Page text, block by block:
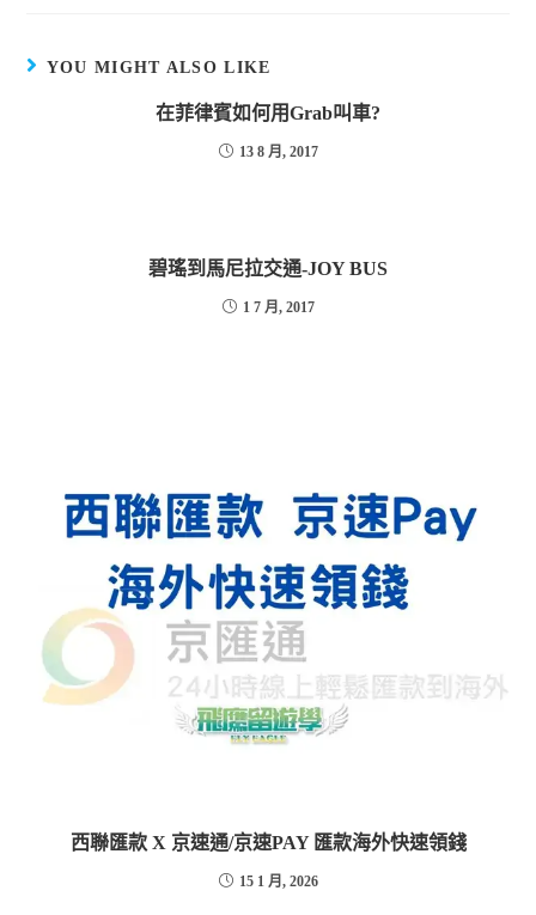
YOU MIGHT ALSO LIKE
在菲律賓如何用Grab叫車?
13 8 月, 2017
碧瑤到馬尼拉交通-JOY BUS
1 7 月, 2017
西聯匯款 X 京速通/京速PAY 匯款海外快速領錢
15 1 月, 2026